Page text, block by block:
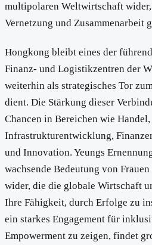
multipolaren Weltwirtschaft
Vernetzung und Zusammenarbeit
Hongkong bleibt eines der
Finanz- und Logistikzentren der
weiterhin als strategisches Tor
dient. Die Stärkung dieser
Chancen in Bereichen wie
Infrastrukturentwicklung,
und Innovation. Yeungs
wachsende Bedeutung von
wider, die die globale Wirtschaft
Ihre Fähigkeit, durch Erfolge zu
ein starkes Engagement für
Empowerment zu zeigen, findet